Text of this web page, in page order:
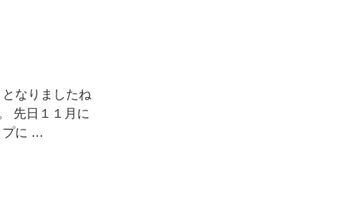
なりましたね
先日１１月に
プに …